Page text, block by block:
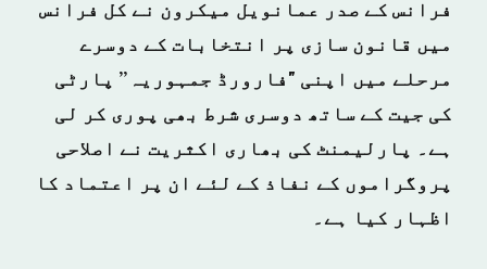
فرانس کے صدر عمانویل میکرون نے کل فرانس
میں قانون سازی پر انتخابات کے دوسرے
مرحلے میں اپنی "فارورڈ جمہوریہ” پارٹی
کی جیت کے ساتھ دوسری شرط بھی پوری کر لی
ہے۔ پارلیمنٹ کی بھاری اکثریت نے اصلاحی
پروگراموں کے نفاذ کے لئے ان پر اعتماد کا
اظہار کیا ہے۔